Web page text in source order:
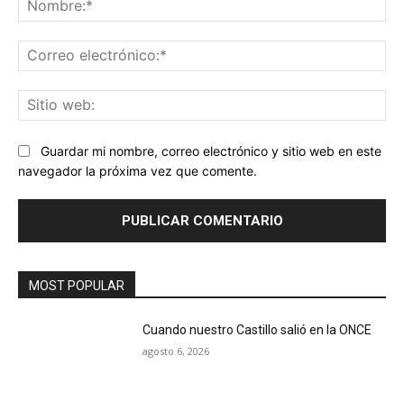
Guardar mi nombre, correo electrónico y sitio web en este
navegador la próxima vez que comente.
MOST POPULAR
Cuando nuestro Castillo salió en la ONCE
agosto 6, 2026